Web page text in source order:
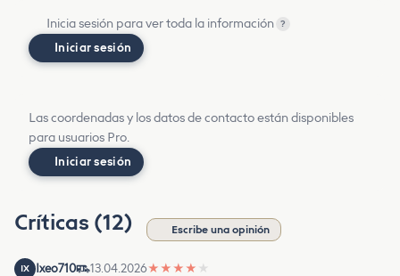
Inicia sesión para ver toda la información ?
Iniciar sesión
Las coordenadas y los datos de contacto están disponibles
para usuarios Pro.
Iniciar sesión
Críticas (12) Escribe una opinión
IX Ixeo710 13.04.2026★ ★ ★ ★ ★